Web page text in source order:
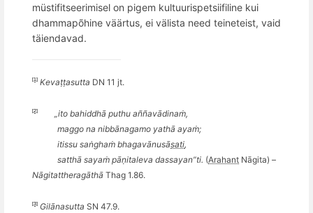
müstifitseerimisel on pigem kultuurispetsiifiline kui
dhammapõhine väärtus, ei välista need teineteist, vaid
täiendavad.
[1] Kevaṭṭasutta DN 11 jt.
[2] „ito bahiddhā puthu aññavādinaṁ,
maggo na nibbānagamo yathā ayaṁ;
itissu saṅghaṁ bhagavānusāsati,
satthā sayaṁ pāṇitaleva dassayan”ti. (Arahant Nāgita) –
Nāgitattheragāthā Thag 1.86.
[3] Gilānasutta SN 47.9.